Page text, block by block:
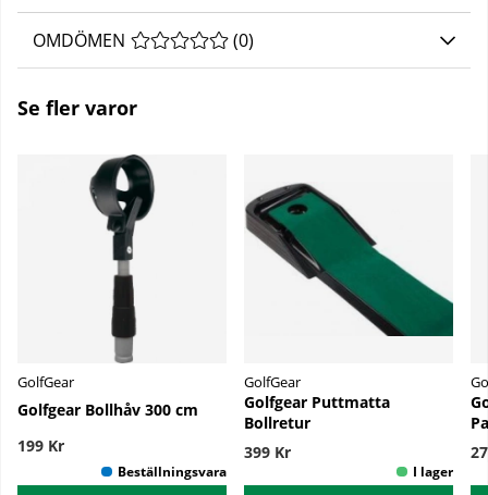
OMDÖMEN MEDELBETYG 0 AV 5 ANTAL BETYG 0
(0)
Se fler varor
GolfGear
Golfgear Bollhåv 300 cm
199 Kr
GolfGear
Golfgear Puttmatta
Bollretur
399 Kr